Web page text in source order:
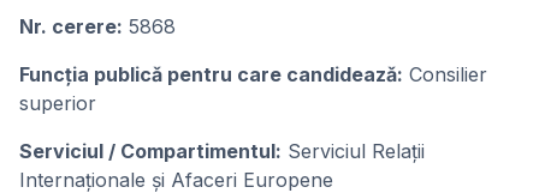
Nr. cerere: 5868
Funcţia publicǎ pentru care candideazǎ: Consilier
superior
Serviciul / Compartimentul: Serviciul Relații
Internaționale și Afaceri Europene